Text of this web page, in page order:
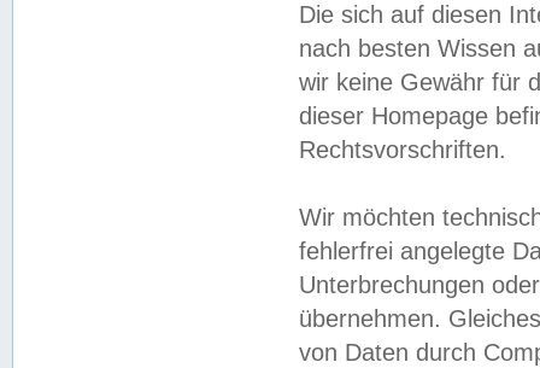
Die sich auf diesen
nach besten Wissen
wir keine Gewähr für
dieser Homepage
Rechtsvorschriften.
Wir möchten
fehlerfrei angelegte
Unterbrechungen
übernehmen.
von Daten durch